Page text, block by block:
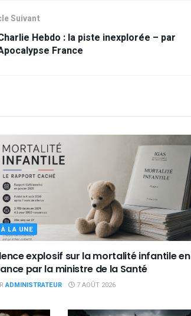
Suivant
Hebdo : la piste inexplorée – par
France
À LA UNE
explosif sur la mortalité infantile en
par la ministre de la Santé
ADMINISTRATEUR 7 AOÛT 2026